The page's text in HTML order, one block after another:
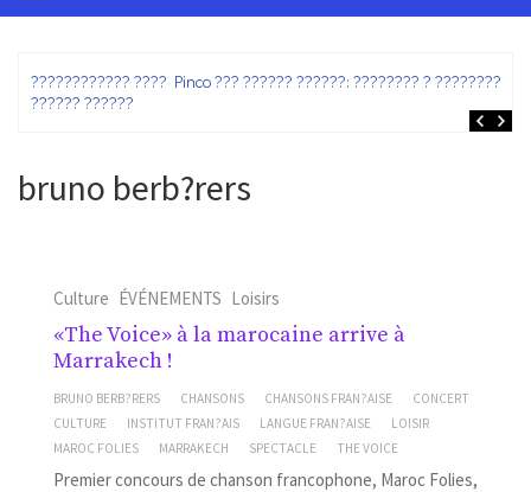
???????????? ???? Pinco ??? ?????? ??????: ???????? ? ???????? ?
?????? ??????
bruno berb?rers
Culture ÉVÉNEMENTS Loisirs
«The Voice» à la marocaine arrive à
Marrakech !
BRUNO BERB?RERS CHANSONS CHANSONS FRAN?AISE
CONCERT
CULTURE
INSTITUT FRAN?AIS LANGUE FRAN?AISE
LOISIR
MAROC FOLIES
MARRAKECH SPECTACLE THE VOICE
Premier concours de chanson francophone, Maroc Folies,